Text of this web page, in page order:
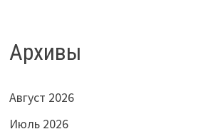
Архивы
Август 2026
Июль 2026